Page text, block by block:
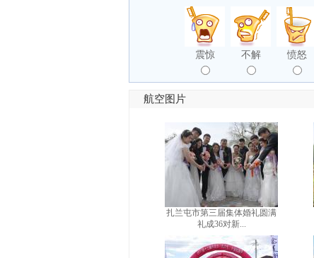
震惊 不解 愤怒
航空图片
扎兰屯市第三届集体婚礼圆满
礼成36对新...